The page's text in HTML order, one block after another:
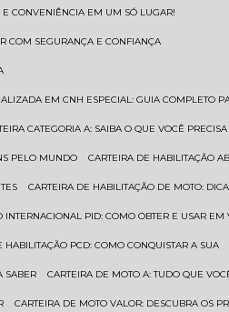
E CONVENIÊNCIA EM UM SÓ LUGAR!
COM SEGURANÇA E CONFIANÇA
EM CNH ESPECIAL: GUIA COMPLETO
CATEGORIA A: SAIBA O QUE VOCÊ
PELO MUNDO CARTEIRA DE HABILITAÇÃO
CARTEIRA DE HABILITAÇÃO DE MOTO:
INTERNACIONAL PID: COMO OBTER E USAR
HABILITAÇÃO PCD: COMO CONQUISTAR A SUA
SABER CARTEIRA DE MOTO A: TUDO QUE
CARTEIRA DE MOTO VALOR: DESCUBRA OS